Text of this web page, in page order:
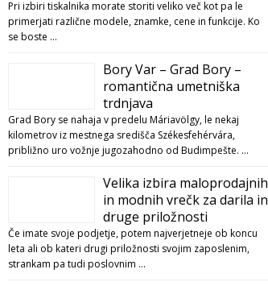
Pri izbiri tiskalnika morate storiti veliko več kot pa le
primerjati različne modele, znamke, cene in funkcije. Ko
se boste …
Bory Var – Grad Bory –
romantična umetniška
trdnjava
Grad Bory se nahaja v predelu Máriavölgy, le nekaj
kilometrov iz mestnega središča Székesfehérvára,
približno uro vožnje jugozahodno od Budimpešte. …
Velika izbira maloprodajnih
in modnih vrečk za darila in
druge priložnosti
Če imate svoje podjetje, potem najverjetneje ob koncu
leta ali ob kateri drugi priložnosti svojim zaposlenim,
strankam pa tudi poslovnim …